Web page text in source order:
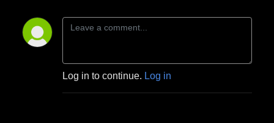
Log in to continue. Log in